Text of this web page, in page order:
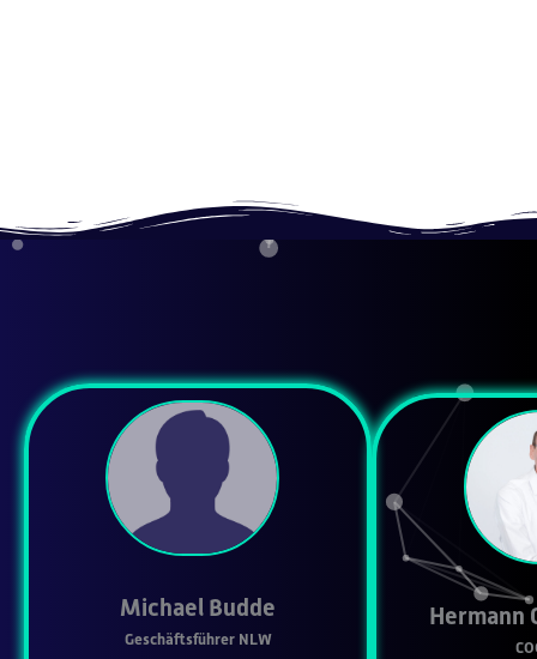
Michael Budde
Geschäftsführer NLW
Hermann